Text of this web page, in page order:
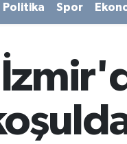
Politika Spor